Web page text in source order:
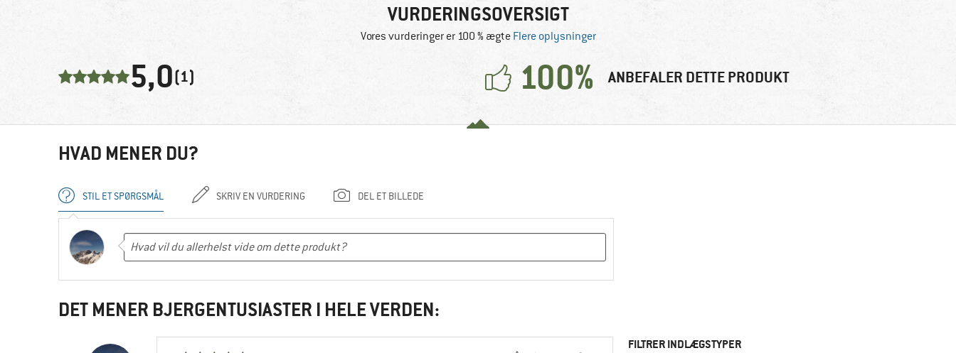
VURDERINGSOVERSIGT
Vores vurderinger er 100 % ægte Flere oplysninger
5,0(1) 100% ANBEFALER DETTE PRODUKT
HVAD MENER DU?
STIL ET SPØRGSMÅL SKRIV EN VURDERING DEL ET BILLEDE
DET MENER BJERGENTUSIASTER I HELE VERDEN:
FILTRER INDLÆGSTYPER